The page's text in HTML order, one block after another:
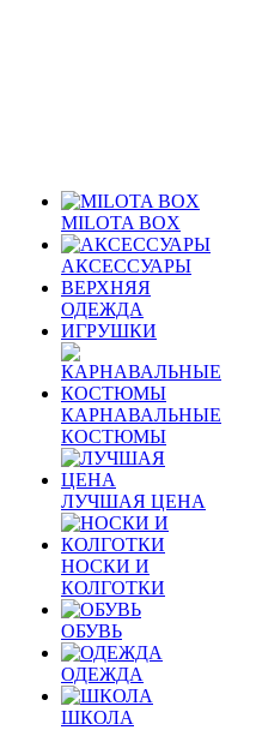
MILOTA BOX
АКСЕССУАРЫ
ВЕРХНЯЯ
ОДЕЖДА
ИГРУШКИ
КАРНАВАЛЬНЫЕ
КОСТЮМЫ
ЛУЧШАЯ ЦЕНА
НОСКИ И
КОЛГОТКИ
ОБУВЬ
ОДЕЖДА
ШКОЛА